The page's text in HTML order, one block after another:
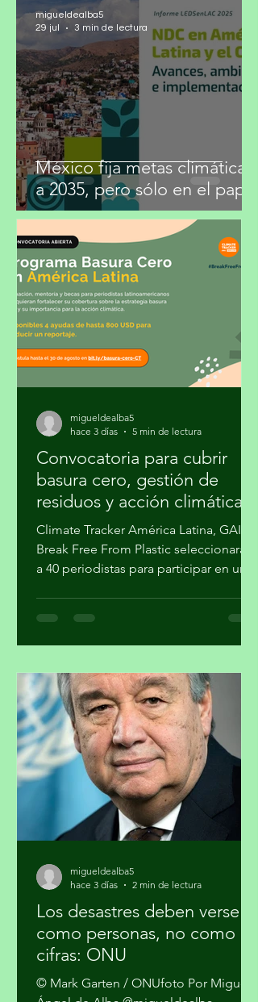
México fija metas climáticas
a 2035, pero sólo en el papel
migueldealba5
29 jul
3 min de lectura
Convocatoria para cubrir
basura cero, gestión de
residuos y acción climática
Climate Tracker América Latina, GAIA y
a 40 periodistas para participar en un
estrategia basura cero y su importancia
en la agenda climática. Al finalizar el
proceso, cuatro participantes recibirán
mentoría editorial y un incentivo
económico para producir reportajes
sobre esta temática. La forma en que
se gestionan los residuos tiene
implicaciones directas para el cambio
climático, la salud pública y la just
migueldealba5
hace 3 días
5 min de lectura
Los desastres deben verse
como personas, no como
migueldealba5
hace 3 días
2 min de lectura